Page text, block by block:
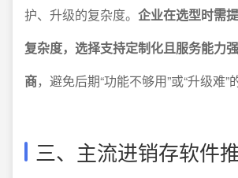
护、升级的复杂度。 企业在选型时需
复杂度，选择支持定制化且服务能力
商，避免后期“功能不够用”或“升级难”
三、主流进销存软件